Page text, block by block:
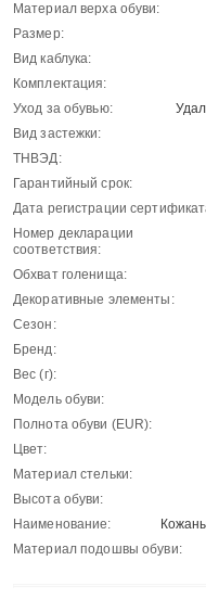
Материал верха обуви:
Размер:
Вид каблука:
Комплектация:
Уход за обувью:
Вид застежки:
ТНВЭД:
Гарантийный срок:
Дата регистрации
Номер декларации
соответствия:
Обхват голенища:
Декоративные элементы:
Сезон:
Бренд:
Вес (г):
Модель обуви:
Полнота обуви (EUR):
Цвет:
Материал стельки:
Высота обуви:
Наименование:
Материал подошвы обуви: